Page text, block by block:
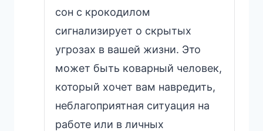
сон с крокодилом
сигнализирует о скрытых
угрозах в вашей жизни. Это
может быть коварный человек,
который хочет вам навредить,
неблагоприятная ситуация на
работе или в личных